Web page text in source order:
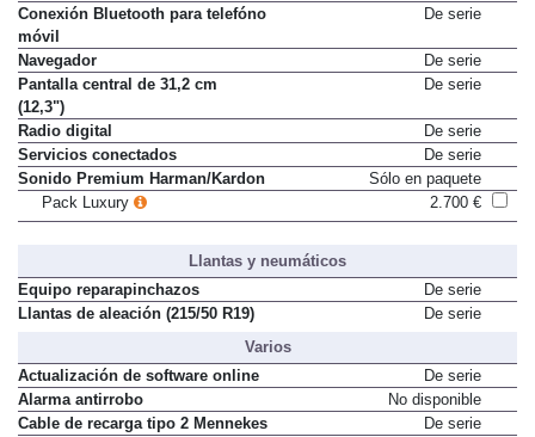
Conexión Bluetooth para telefóno
móvil
De serie
Navegador
De serie
Pantalla central de 31,2 cm
(12,3")
De serie
Radio digital
De serie
Servicios conectados
De serie
Sonido Premium Harman/Kardon
Sólo en paquete
Pack Luxury
2.700 €
Llantas y neumáticos
Equipo reparapinchazos
De serie
Llantas de aleación (215/50 R19)
De serie
Varios
Actualización de software online
De serie
Alarma antirrobo
No disponible
Cable de recarga tipo 2 Mennekes
De serie